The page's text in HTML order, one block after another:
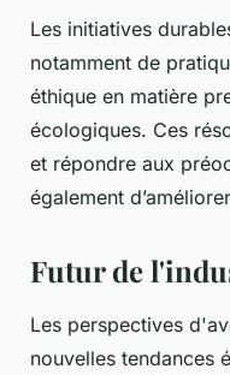
Les initiatives
notamment de
éthique en matière
écologiques. Ces
et répondre aux
également
Futur de
Les perspectives
nouvelles tendances